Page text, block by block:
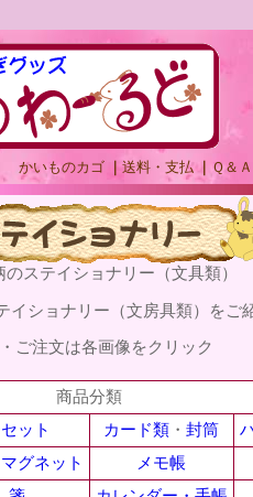
かいものカゴ 送料・支払 ｜ Ｑ＆Ａ
のステイショナリー（文具類）
イショナリー（文房具類）を
ご注文は各画像をクリック
商品分類
ット カード類 ・ 封筒
マグネット
メモ帳